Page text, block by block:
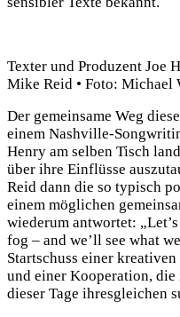
Texter und Produzent Joe
Mike Reid • Foto: Michael
Der gemeinsame Weg
einem Nashville-
Henry am selben Tisch
über ihre Einflüsse
Reid dann die so typisch
einem möglichen
wiederum antwortet:
fog – and we’ll see what
Startschuss einer
und einer Kooperation,
dieser Tage ihresgleichen